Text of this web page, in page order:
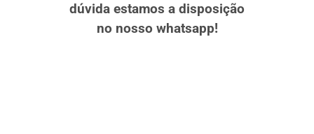
dúvida estamos a disposição
no nosso whatsapp!